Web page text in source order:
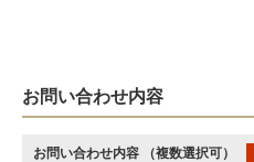
お問い合わせ内容
お問い合わせ内容 （複数選択可）